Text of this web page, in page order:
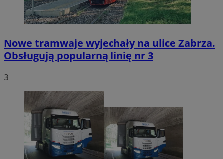
Nowe tramwaje wyjechały na ulice Zabrza.
Obsługują popularną linię nr 3
3